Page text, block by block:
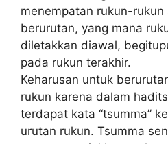
menempatan rukun-rukun
berurutan, yang mana
diletakkan diawal,
pada rukun terakhir.
Keharusan untuk
rukun karena dalam
terdapat kata “tsumma”
urutan rukun. Tsumma